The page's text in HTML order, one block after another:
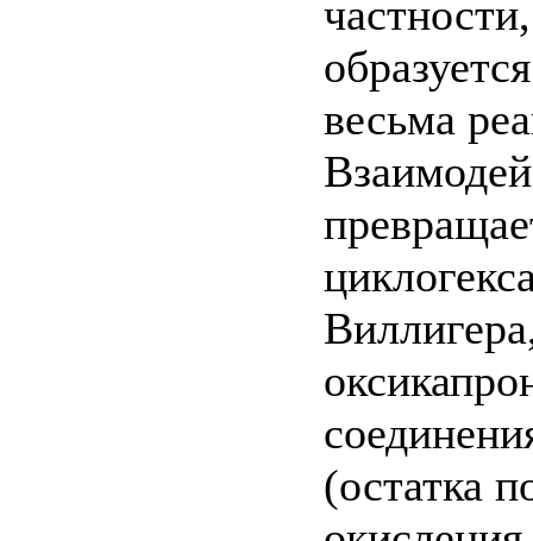
весьма
(остатка